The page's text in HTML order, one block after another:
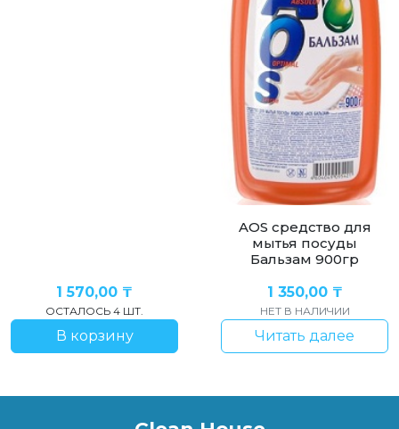
1 570,00 ₸
ОСТАЛОСЬ 4 ШТ.
В корзину
AOS средство для
мытья посуды
Бальзам 900гр
1 350,00 ₸
НЕТ В НАЛИЧИИ
Читать далее